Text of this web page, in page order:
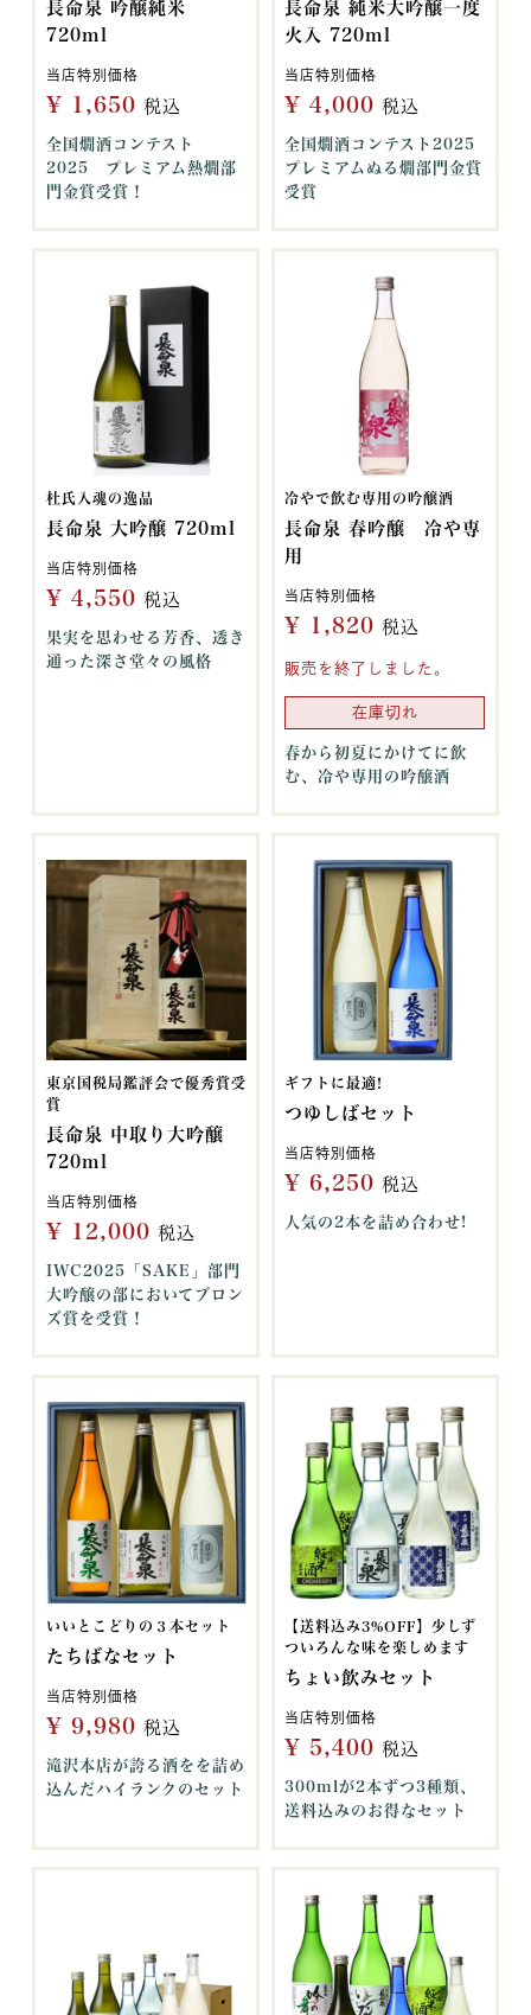
長命泉 吟醸純米
720ml
当店特別価格
¥ 1,650 税込
全国燗酒コンテスト
2025 プレミアム熱燗部
門金賞受賞！
長命泉 純米大吟醸一度
火入 720ml
当店特別価格
¥ 4,000 税込
全国燗酒コンテスト2025
プレミアムぬる燗部門金賞
受賞
杜氏入魂の逸品
長命泉 大吟醸 720ml
当店特別価格
¥ 4,550 税込
果実を思わせる芳香、透き
通った深さ堂々の風格
冷やで飲む専用の吟醸酒
長命泉 春吟醸 冷や専
用
当店特別価格
¥ 1,820 税込
販売を終了しました。
在庫切れ
春から初夏にかけてに飲
む、冷や専用の吟醸酒
東京国税局鑑評会で優秀賞受
賞
長命泉 中取り大吟醸
720ml
当店特別価格
¥ 12,000 税込
IWC2025「SAKE」部門
大吟醸の部においてブロン
ズ賞を受賞！
ギフトに最適!
つゆしばセット
当店特別価格
¥ 6,250 税込
人気の2本を詰め合わせ!
いいとこどりの３本セット
たちばなセット
当店特別価格
¥ 9,980 税込
滝沢本店が誇る酒をを詰め
込んだハイランクのセット
【送料込み3%OFF】少しず
ついろんな味を楽しめます
ちょい飲みセット
当店特別価格
¥ 5,400 税込
300mlが2本ずつ3種類、
送料込みのお得なセット